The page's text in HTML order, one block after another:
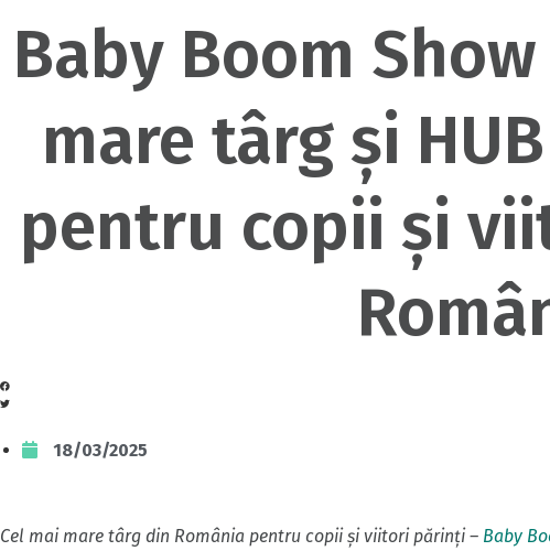
Baby Boom
mare târg şi
pentru copii și
18/03/2025
Cel mai mare târg din România pentru copii și viitori părinți – Baby